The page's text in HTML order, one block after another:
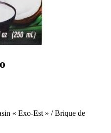
« Exo-Est » / Brique de